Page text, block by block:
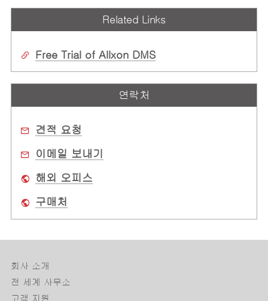
Related Links
Free Trial of Allxon DMS
연락처
견적 요청
이메일 보내기
해외 오피스
구매처
회사 소개
전 세계 사무소
고객 지원